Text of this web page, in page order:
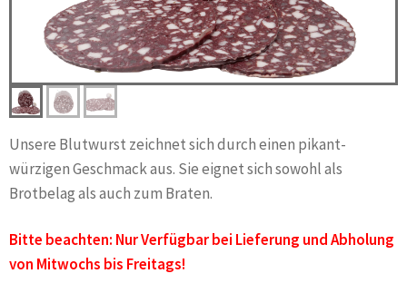
Unsere Blutwurst zeichnet sich durch einen pikant-
würzigen Geschmack aus. Sie eignet sich sowohl als
Brotbelag als auch zum Braten.
Bitte beachten: Nur Verfügbar bei Lieferung und Abholung
von Mitwochs bis Freitags!